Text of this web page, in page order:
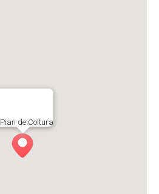
Pian de Coltura